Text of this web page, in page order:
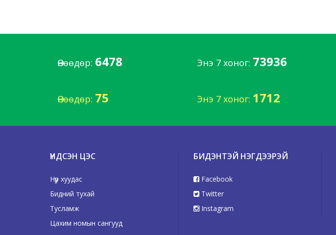
Өнөөдөр: 6478 Энэ 7 хоног: 73936
Өнөөдөр: 75 Энэ 7 хоног: 1712
ҮНДСЭН ЦЭС
Нүүр хуудас
Бидний тухай
Тусламж
Цахим номын сангууд
БИДЭНТЭЙ НЭГДЭЭРЭЙ
Facebook
Twitter
Instagram